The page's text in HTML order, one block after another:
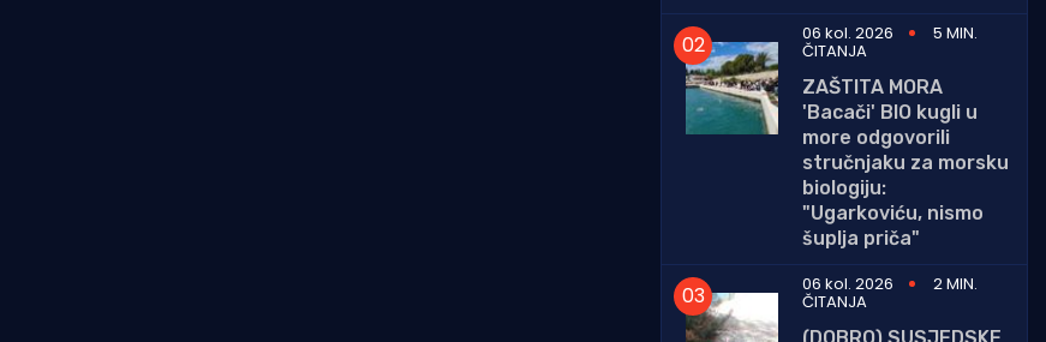
06 kol. 2026
5 MIN.
ČITANJA
ZAŠTITA MORA
'Bacači' BIO kugli u
more odgovorili
stručnjaku za morsku
biologiju:
"Ugarkoviću, nismo
šuplja priča"
06 kol. 2026
2 MIN.
ČITANJA
(DOBRO) SUSJEDSKE